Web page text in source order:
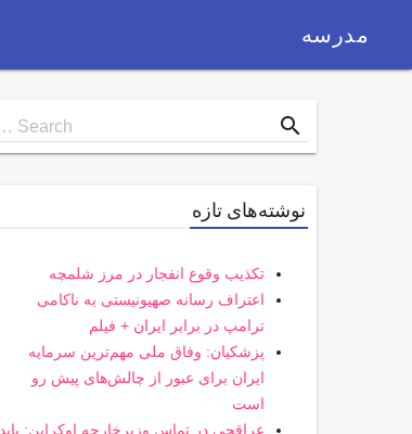
مدرسه
Search
for
Search … search
نوشته‌های تازه
تکذیب وقوع انفجار در مرز شلمچه
اعتراف رسانه صهیونیستی به ناکامی
ترامپ در برابر ایران + فیلم
پزشکیان: وفاق ملی مهم‌ترین سرمایه
ایران برای عبور از چالش‌های پیش رو
است
عراقچی در تماس وزیرخارجه اوکراین: باید